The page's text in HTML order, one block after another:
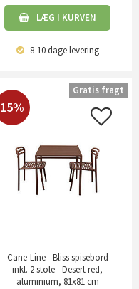
LÆG I KURVEN
8-10 dagelevering
15%
Cane-Line - Bliss spisebord
inkl. 2 stole - Desert red,
aluminium, 81x81 cm
Gratis fragt